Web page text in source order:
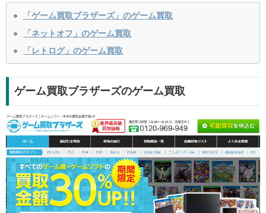
「ゲーム買取ブラザーズ」のゲーム買取
「ネットオフ」のゲーム買取
「レトログ」のゲーム買取
ゲーム買取ブラザーズのゲーム買取